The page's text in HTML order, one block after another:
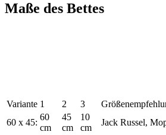
Maße des Bettes
Variante 1 2 3
60 x 45:
60
cm
45
cm
10
cm
Jack Russel,